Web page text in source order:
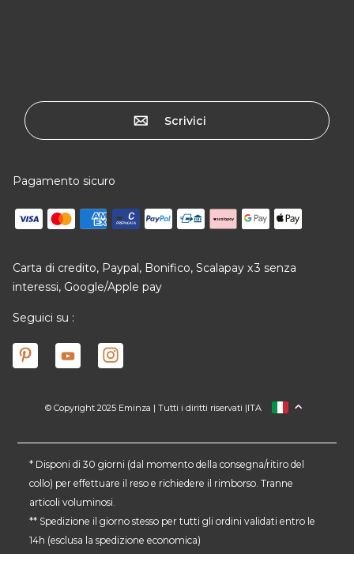
Scrivici
Pagamento sicuro
Carta di credito, Paypal, Bonifico, Scalapay x3 senza
interessi, Google/Apple pay
Seguici su :
© Copyright 2025 Eminza | Tutti i diritti riservati |
FRANCIA
GERMANIA
PAESI BASSI
ITA
* Disponi di 30 giorni (dal momento della consegna/ritiro del
collo) per effettuare il reso e richiedere il rimborso. Tranne
articoli voluminosi.
** Spedizione il giorno stesso per tutti gli ordini validati entro le
14h (esclusa la spedizione economica)